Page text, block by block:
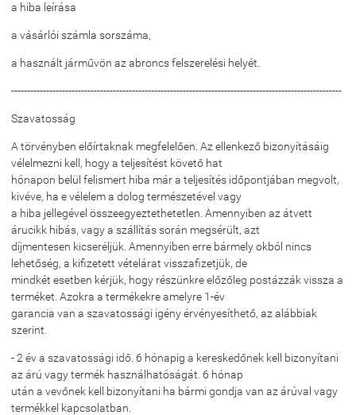
a hiba leírása
a vásárlói számla sorszáma,
a használt járművön az abroncs felszerelési helyét.
--------------------------------------------------------------------------------------------------------
Szavatosság
A törvényben előírtaknak megfelelően. Az ellenkező bizonyításáig
vélelmezni kell, hogy a teljesítést követő hat
hónapon belül felismert hiba már a teljesítés időpontjában megvolt,
kivéve, ha e vélelem a dolog természetével vagy
a hiba jellegével összeegyeztethetetlen. Amennyiben az átvett
árucikk hibás, vagy a szállítás során megsérült, azt
díjmentesen kicseréljük. Amennyiben erre bármely okból nincs
lehetőség, a kifizetett vételárat visszafizetjük, de
mindkét esetben kérjük, hogy részünkre előzőleg postázzák vissza a
terméket. Azokra a termékekre amelyre 1-év
garancia van a szavatossági igény érvényesíthető, az alábbiak
szerint.
- 2 év a szavatossági idő. 6 hónapig a kereskedőnek kell bizonyítani
az árú vagy termék használhatóságát. 6 hónap
után a vevőnek kell bizonyítani ha bármi gondja van az árúval vagy
termékkel kapcsolatban.